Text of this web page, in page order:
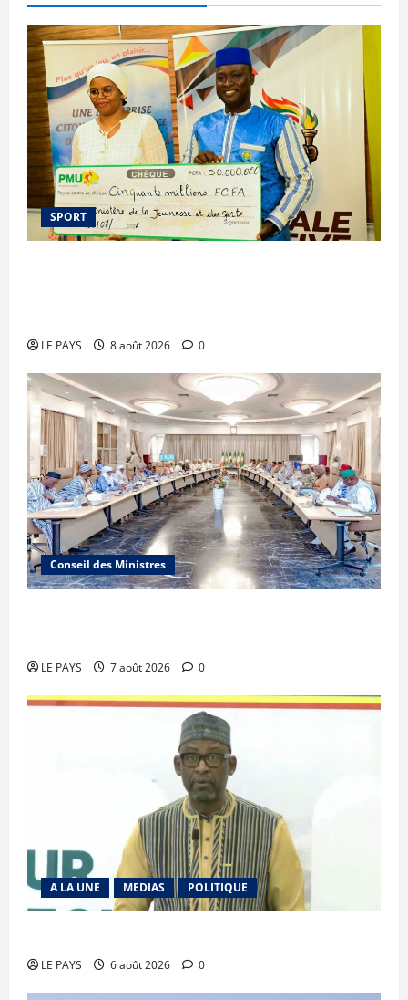
SPORT
LE PAYS 8 août 2026 0
Conseil des Ministres
LE PAYS 7 août 2026 0
A LA UNE MEDIAS POLITIQUE
LE PAYS 6 août 2026 0